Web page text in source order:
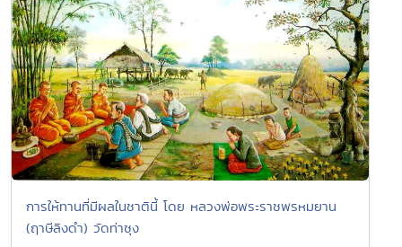
การให้ทานที่มีผลในชาตินี้ โดย หลวงพ่อพระราชพรหมยาน
(ฤาษีลิงดำ) วัดท่าซุง